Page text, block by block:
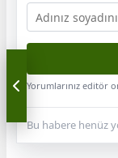
Yorumlarınız editör
Bu habere henüz